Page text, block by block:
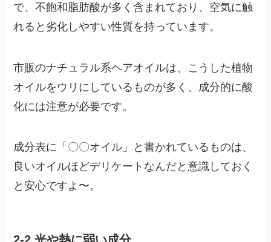
で、不飽和脂肪酸が多く含まれており、空気に触
れると劣化しやすい性質を持っています。
市販のナチュラル系ヘアオイルは、こうした植物
オイルをウリにしているものが多く、成分的に酸
化には注意が必要です。
成分表に「〇〇オイル」と書かれているものは、
良いオイルほどデリケートなんだと意識しておく
と安心ですよ〜。
2-2 光や熱に弱い成分